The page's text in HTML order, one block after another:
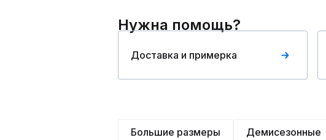
Нужна помощь?
Доставка и примерка
Большие размеры Демисезонные